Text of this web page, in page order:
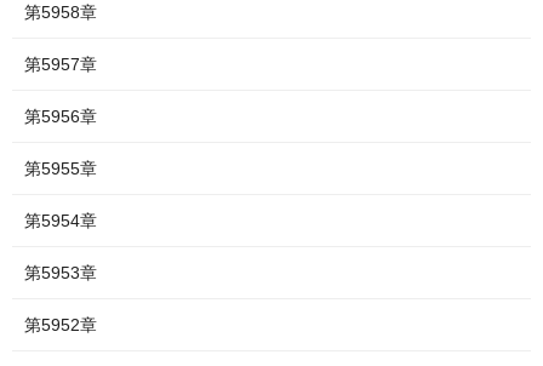
第5958章
第5957章
第5956章
第5955章
第5954章
第5953章
第5952章